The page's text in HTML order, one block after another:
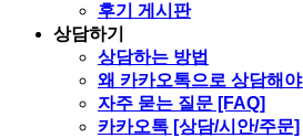
후기 게시판
상담하기
상담하는 방법
왜 카카오톡으로 상담해
자주 묻는 질문 [FAQ]
카카오톡 [상담/시안/주문]